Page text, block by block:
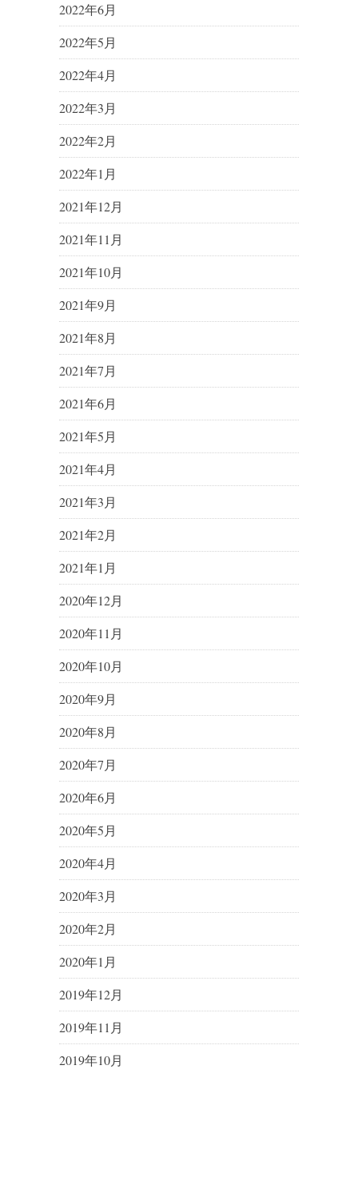
2022年6月
2022年5月
2022年4月
2022年3月
2022年2月
2022年1月
2021年12月
2021年11月
2021年10月
2021年9月
2021年8月
2021年7月
2021年6月
2021年5月
2021年4月
2021年3月
2021年2月
2021年1月
2020年12月
2020年11月
2020年10月
2020年9月
2020年8月
2020年7月
2020年6月
2020年5月
2020年4月
2020年3月
2020年2月
2020年1月
2019年12月
2019年11月
2019年10月